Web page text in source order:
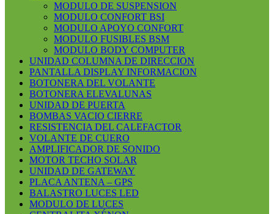
MODULO DE SUSPENSION
MODULO CONFORT BSI
MODULO APOYO CONFORT
MODULO FUSIBLES BSM
MODULO BODY COMPUTER
UNIDAD COLUMNA DE DIRECCION
PANTALLA DISPLAY INFORMACION
BOTONERA DEL VOLANTE
BOTONERA ELEVALUNAS
UNIDAD DE PUERTA
BOMBAS VACIO CIERRE
RESISTENCIA DEL CALEFACTOR
VOLANTE DE CUERO
AMPLIFICADOR DE SONIDO
MOTOR TECHO SOLAR
UNIDAD DE GATEWAY
PLACA ANTENA – GPS
BALASTRO LUCES LED
MODULO DE LUCES